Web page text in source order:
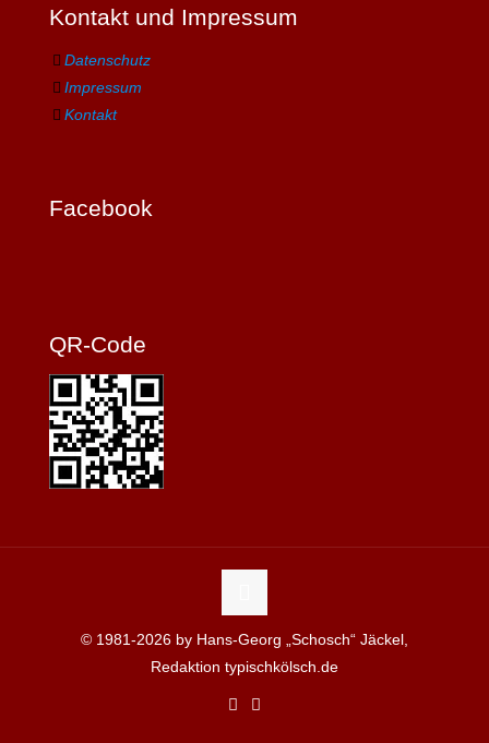
Kontakt und Impressum
Datenschutz
Impressum
Kontakt
Facebook
QR-Code
© 1981-2026 by Hans-Georg „Schosch“ Jäckel,
Redaktion typischkölsch.de